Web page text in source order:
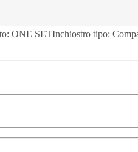
ONE SETInchiostro tipo: